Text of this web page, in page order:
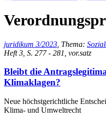
juridikum 3/2023 , Thema:
Heft 3, S. 277 - 281, vor.satz
Bleibt die
Klimaklagen?
Neue höchstgerichtliche
Klima- und Umweltrecht